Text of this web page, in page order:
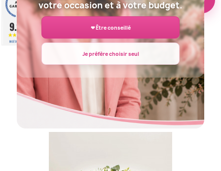
COUSSIN DE FLEURS DEUIL...
100,00 €
votre occasion et à votre budget.
❤ Être conseillé
Je préfère choisir seul
9.2/10
BASÉ SUR 943 AVIS